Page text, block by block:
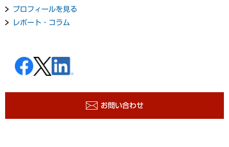
プロフィールを見る
レポート・コラム
お問い合わせ